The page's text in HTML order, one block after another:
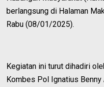
berlangsung di Halaman
Rabu (08/01/2025).
Kegiatan ini turut dihadiri
Kombes Pol Ignatius Benny